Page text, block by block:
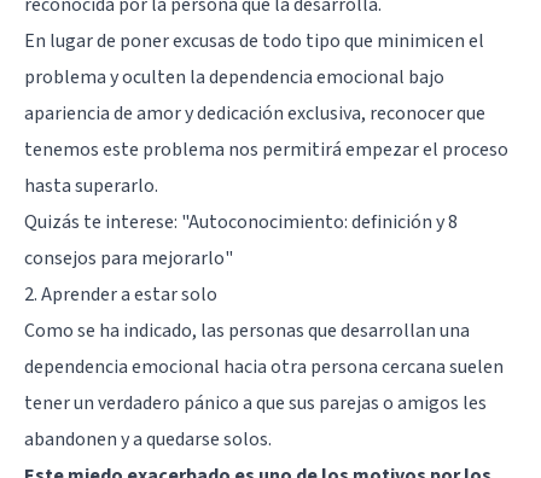
En lugar de poner excusas de todo tipo que minimicen el
problema y oculten la dependencia emocional bajo
apariencia de amor y dedicación exclusiva, reconocer que
tenemos este problema nos permitirá empezar el proceso
hasta superarlo.
Quizás te interese: "Autoconocimiento: definición y 8
consejos para mejorarlo"
2. Aprender a estar solo
Como se ha indicado, las personas que desarrollan una
dependencia emocional hacia otra persona cercana suelen
tener un verdadero pánico a que sus parejas o amigos les
abandonen y a quedarse solos.